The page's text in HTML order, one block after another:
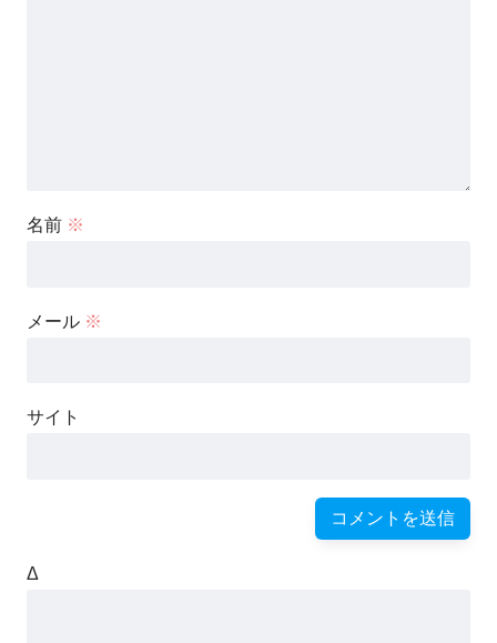
名前 ※
メール ※
サイト
Δ